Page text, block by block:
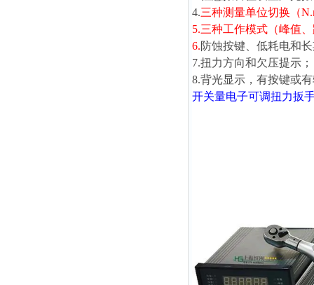
4.三种测量单位切换（
5.三种工作模式（峰值
6.防蚀按键、低耗电和
7.扭力方向和欠压提示；
8.背光显示，有按键或
开关量电子可调扭力扳